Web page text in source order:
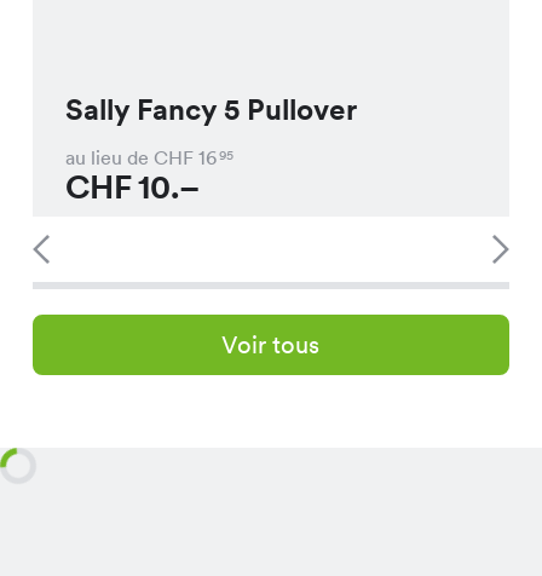
Sally Fancy 5 Pullover
au lieu de CHF 1695
CHF10.–
Voir tous